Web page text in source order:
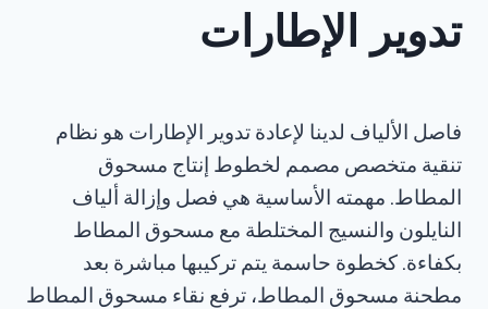
تدوير الإطارات
فاصل الألياف لدينا لإعادة تدوير الإطارات هو نظام
تنقية متخصص مصمم لخطوط إنتاج مسحوق
المطاط. مهمته الأساسية هي فصل وإزالة ألياف
النايلون والنسيج المختلطة مع مسحوق المطاط
بكفاءة. كخطوة حاسمة يتم تركيبها مباشرة بعد
مطحنة مسحوق المطاط، ترفع نقاء مسحوق المطاط